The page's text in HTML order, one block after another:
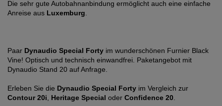
Die sehr gute Autobahnanbindung ermöglicht auch eine einfache
Anreise aus Luxemburg
Paar Dynaudio Special Forty im wunderschönen Furnier Black
Vine! Optisch und technisch einwandfrei. Paketangebot mit
Dynaudio Stand 20 auf Anfrage.
Erleben Sie die Dynaudio Special Forty im Vergleich zur
Contour 20i
Heritage Special oder Confidence 20